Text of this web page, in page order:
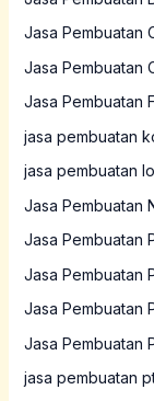
Jasa Pembuatan
Jasa Pembuatan
Jasa Pembuatan
jasa pembuatan
jasa pembuatan
Jasa Pembuatan
Jasa Pembuatan
Jasa Pembuatan
Jasa Pembuatan
Jasa Pembuatan
jasa pembuatan